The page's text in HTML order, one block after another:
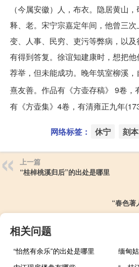
（今属安徽）人，布衣。隐居黄山
释、老。宋宁宗嘉定年间，他曾三
变、人事、民穷、吏污等弊病，以
有得到答复。徐谊知建康时，想把
荐举，但未能成功。晚年筑室柳溪
熹友善。作品有《方壶存稿》 9卷，
有《方壶集》4卷，有清雍正九年
网络标签： 休宁 刻本
上一篇
“桂棹桃溪归后”的出处是哪里
“春色著
相关问题
“怡然有余乐”的出处是哪里
缅甸